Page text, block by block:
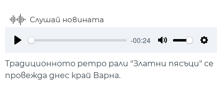
Слушай новината
-00:24
Традиционното ретро рали "Златни пясъци" се
провежда днес край Варна.